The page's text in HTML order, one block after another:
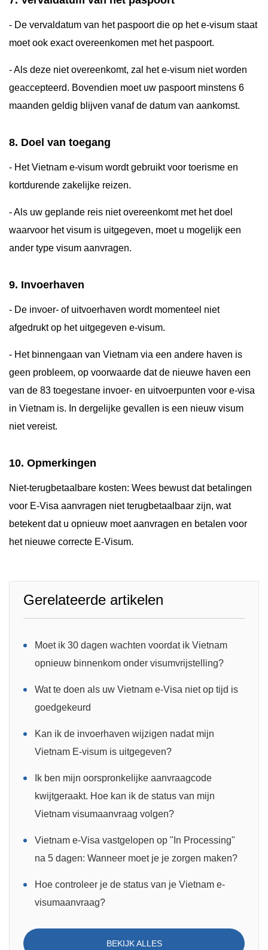
- De vervaldatum van het paspoort die op het e-visum staat
moet ook exact overeenkomen met het paspoort.
- Als deze niet overeenkomt, zal het e-visum niet worden
geaccepteerd. Bovendien moet uw paspoort minstens 6
maanden geldig blijven vanaf de datum van aankomst.
8. Doel van toegang
- Het Vietnam e-visum wordt gebruikt voor toerisme en
kortdurende zakelijke reizen.
- Als uw geplande reis niet overeenkomt met het doel
waarvoor het visum is uitgegeven, moet u mogelijk een
ander type visum aanvragen.
9. Invoerhaven
- De invoer- of uitvoerhaven wordt momenteel niet
afgedrukt op het uitgegeven e-visum.
- Het binnengaan van Vietnam via een andere haven is
geen probleem, op voorwaarde dat de nieuwe haven een
van de 83 toegestane invoer- en uitvoerpunten voor e-visa
in Vietnam is. In dergelijke gevallen is een nieuw visum
niet vereist.
10. Opmerkingen
Niet-terugbetaalbare kosten: Wees bewust dat betalingen
voor E-Visa aanvragen niet terugbetaalbaar zijn, wat
betekent dat u opnieuw moet aanvragen en betalen voor
het nieuwe correcte E-Visum.
Gerelateerde artikelen
Moet ik 30 dagen wachten voordat ik Vietnam
opnieuw binnenkom onder visumvrijstelling?
Wat te doen als uw Vietnam e-Visa niet op tijd is
goedgekeurd
Kan ik de invoerhaven wijzigen nadat mijn
Vietnam E-visum is uitgegeven?
Ik ben mijn oorspronkelijke aanvraagcode
kwijtgeraakt. Hoe kan ik de status van mijn
Vietnam visumaanvraag volgen?
Vietnam e-Visa vastgelopen op "In Processing"
na 5 dagen: Wanneer moet je je zorgen maken?
Hoe controleer je de status van je Vietnam e-
visumaanvraag?
BEKIJK ALLES